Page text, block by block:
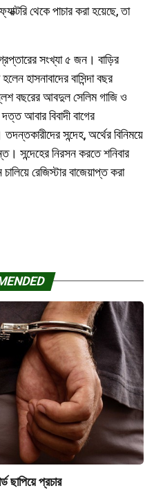
থেকে পাচার করা হয়েছে, তা
সংখ্যা ৫ জন। বাড়ির
হাসনাবাদের বাসিন্দা বছর
বছরের আবদুল সেলিম গাজি ও
আবার বিবাদী বাগের
সন্দেহ, অর্থের বিনিময়ে
সন্দেহের নিরসন করতে শনিবার
রেজিস্টার বাজেয়াপ্ত করা
ছাপিয়ে প্রচার